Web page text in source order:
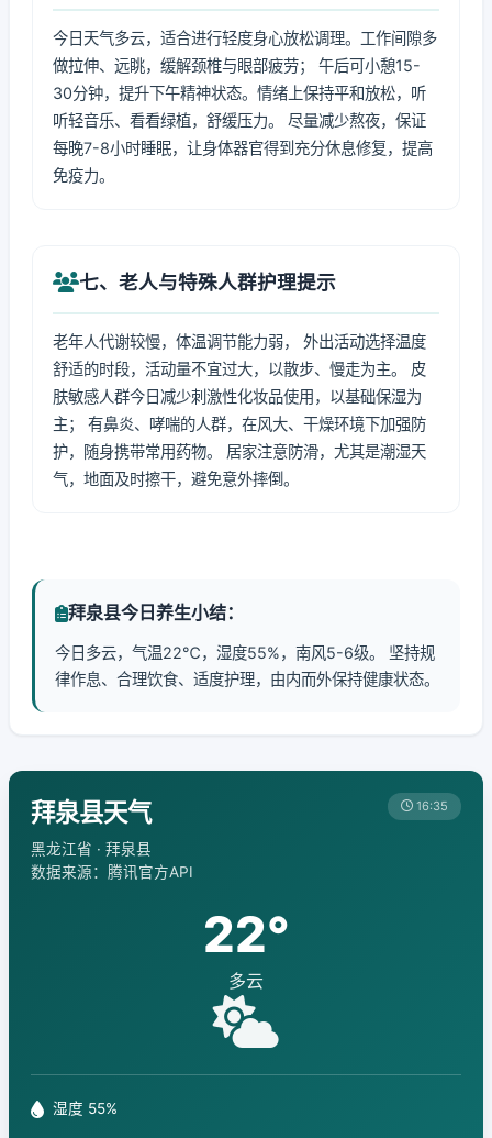
今日天气多云，适合进行轻度身心放松调理。工作间隙多
做拉伸、远眺，缓解颈椎与眼部疲劳； 午后可小憩15-
30分钟，提升下午精神状态。情绪上保持平和放松，听
听轻音乐、看看绿植，舒缓压力。 尽量减少熬夜，保证
每晚7-8小时睡眠，让身体器官得到充分休息修复，提高
免疫力。
七、老人与特殊人群护理提示
老年人代谢较慢，体温调节能力弱， 外出活动选择温度
舒适的时段，活动量不宜过大，以散步、慢走为主。 皮
肤敏感人群今日减少刺激性化妆品使用，以基础保湿为
主； 有鼻炎、哮喘的人群，在风大、干燥环境下加强防
护，随身携带常用药物。 居家注意防滑，尤其是潮湿天
气，地面及时擦干，避免意外摔倒。
拜泉县今日养生小结：
今日多云，气温22℃，湿度55%，南风5-6级。 坚持规
律作息、合理饮食、适度护理，由内而外保持健康状态。
拜泉县天气
黑龙江省 · 拜泉县
数据来源：腾讯官方API
16:35
22°
多云
湿度 55%